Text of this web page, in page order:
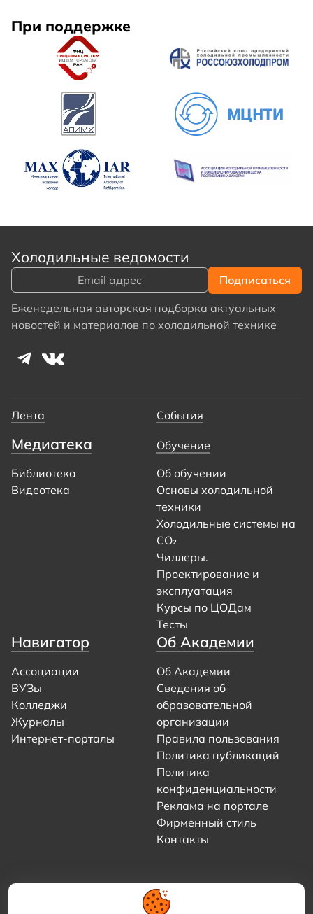
При поддержке
Холодильные ведомости
Еженедельная авторская подборка актуальных
новостей и материалов по холодильной технике
Лента События
Медиатека
Библиотека
Видеотека
Обучение
Об обучении
Основы холодильной
техники
Холодильные системы на
CO₂
Чиллеры.
Проектирование и
эксплуатация
Курсы по ЦОДам
Тесты
Навигатор
Ассоциации
ВУЗы
Колледжи
Журналы
Интернет-порталы
Об Академии
Об Академии
Сведения об
образовательной
организации
Правила пользования
Политика публикаций
Политика
конфиденциальности
Реклама на портале
Фирменный стиль
Контакты